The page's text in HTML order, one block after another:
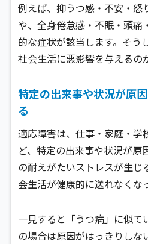
例えば、抑うつ感・不安・怒
や、全身倦怠感・不眠・頭痛
的な症状が該当します。そう
社会生活に悪影響を与えるの
特定の出来事や状況が原
る
適応障害は、仕事・家庭・学
ど、特定の出来事や状況が原
の耐えがたいストレスが生じ
会生活が健康的に送れなくな
一見すると「うつ病」に似て
の場合は原因がはっきりしな